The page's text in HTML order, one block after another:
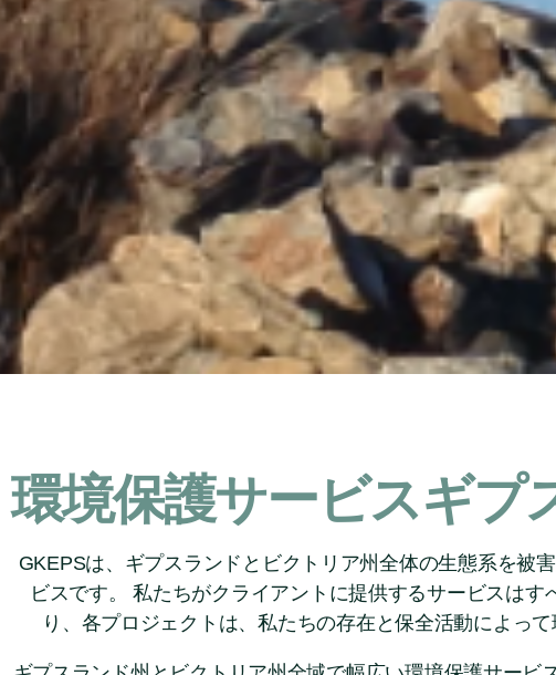
環境保護サービスギプ
GKEPSは、ギプスランドとビクトリア州全体の生態系を被
ビスです。 私たちがクライアントに提供するサービスは
り、各プロジェクトは、私たちの存在と保全活動によっ